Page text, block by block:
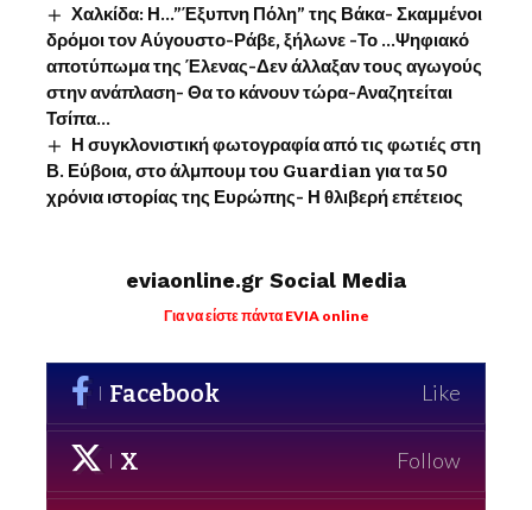
Χαλκίδα: Η…”Έξυπνη Πόλη” της Βάκα- Σκαμμένοι
δρόμοι τον Αύγουστο-Ράβε, ξήλωνε -Το …Ψηφιακό
αποτύπωμα της Έλενας-Δεν άλλαξαν τους αγωγούς
στην ανάπλαση- Θα το κάνουν τώρα-Αναζητείται
Τσίπα…
Η συγκλονιστική φωτογραφία από τις φωτιές στη
Β. Εύβοια, στο άλμπουμ του Guardian για τα 50
χρόνια ιστορίας της Ευρώπης- Η θλιβερή επέτειος
eviaonline.gr Social Media
Για να είστε πάντα EVIA online
Facebook Like
X Follow